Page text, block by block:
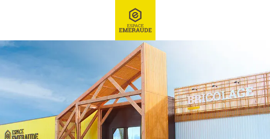
Ex : Robot tondeuse, ...
Bassine de cuisine